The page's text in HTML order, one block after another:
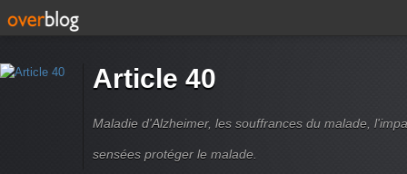
Article 40
Maladie d'Alzheimer, les souffrances du malade,
sensées protéger le malade.